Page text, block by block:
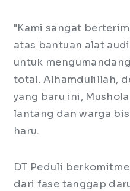
"Kami sangat
atas bantuan alat
untuk
total. Alhamdulillah,
yang baru ini,
lantang dan warga
haru.
DT Peduli
dari fase tanggap